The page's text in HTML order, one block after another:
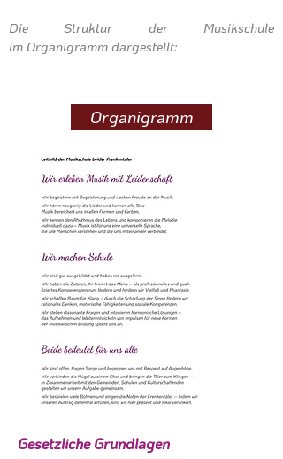
Die Struktur der Musikschule
im Organigramm dargestellt:
Organigramm
Gesetzliche Grundlagen